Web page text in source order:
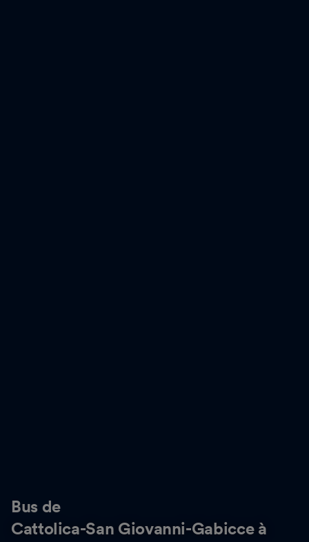
Bus de
Cattolica-San Giovanni-Gabicce à